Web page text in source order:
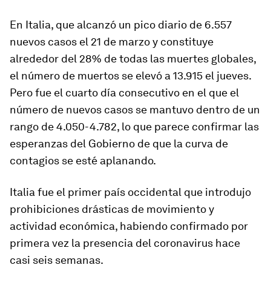
En Italia, que alcanzó un pico diario de 6.557
nuevos casos el 21 de marzo y constituye
alrededor del 28% de todas las muertes globales,
el número de muertos se elevó a 13.915 el jueves.
Pero fue el cuarto día consecutivo en el que el
número de nuevos casos se mantuvo dentro de un
rango de 4.050-4.782, lo que parece confirmar las
esperanzas del Gobierno de que la curva de
contagios se esté aplanando.
Italia fue el primer país occidental que introdujo
prohibiciones drásticas de movimiento y
actividad económica, habiendo confirmado por
primera vez la presencia del coronavirus hace
casi seis semanas.